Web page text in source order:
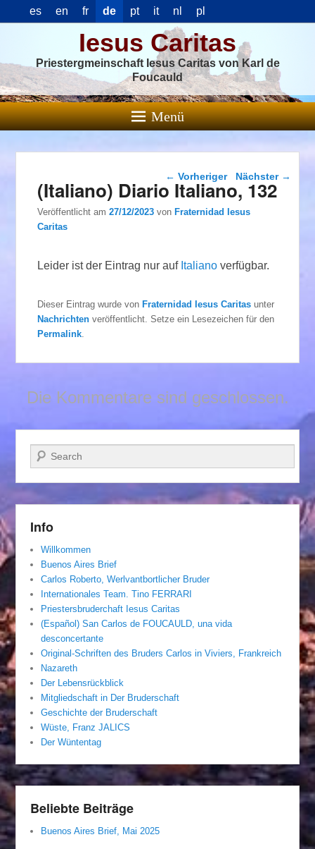
es en fr de pt it nl pl
Iesus Caritas
Priestergmeinschaft Iesus Caritas von Karl de
Foucauld
Menü
Beitragsnavigation
← Vorheriger Nächster →
(Italiano) Diario Italiano, 132
Veröffentlicht am27/12/2023 vonFraternidad Iesus
Caritas
Leider ist der Eintrag nur auf Italiano verfügbar.
Dieser Eintrag wurde vonFraternidad Iesus Caritas unter
Nachrichten veröffentlicht. Setze ein Lesezeichen für den
Permalink
Die Kommentare sind geschlossen.
Suchen
Info
Willkommen
Buenos Aires Brief
Carlos Roberto, Werlvantbortlicher Bruder
Internationales Team. Tino FERRARI
Priestersbruderchaft Iesus Caritas
(Español) San Carlos de FOUCAULD, una vida
desconcertante
Original-Schriften des Bruders Carlos in Viviers, Frankreich
Nazareth
Der Lebensrückblick
Mitgliedschaft in Der Bruderschaft
Geschichte der Bruderschaft
Wüste, Franz JALICS
Der Wüntentag
Beliebte Beiträge
Buenos Aires Brief, Mai 2025